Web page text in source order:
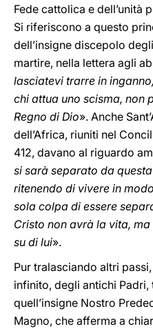
Fede cattolica e dell’unità
Si riferiscono a questo
dell’insigne discepolo
martire, nella lettera agli
lasciatevi trarre in
chi attua uno scisma, non
Regno di Dio». Anche
dell’Africa, riuniti nel
412, davano al riguardo
si sarà separato da
ritenendo di vivere in
sola colpa di essere
Cristo non avrà la vita,
su di lui».
Pur tralasciando altri
infinito, degli antichi Padri,
quell’insigne Nostro
Magno, che afferma a